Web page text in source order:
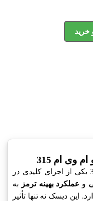
خرید
ام 315
ديسک ترمز چرخ جلو ام وی ام 315 یکی از اجزای کلیدی در
و عملکرد بهینه ترمز به
ديسک نه تنها تأثیر